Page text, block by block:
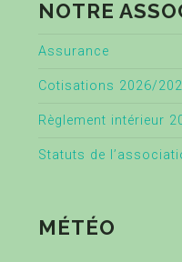
NOTRE
Assurance
Cotisations 2026/
Règlement intérieur
Statuts de
MÉTÉO